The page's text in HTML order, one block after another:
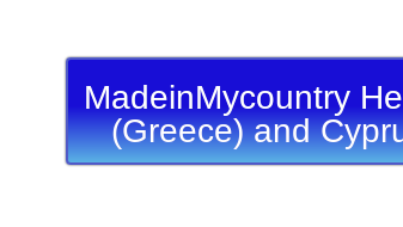
MadeinMycountry
(Greece) and